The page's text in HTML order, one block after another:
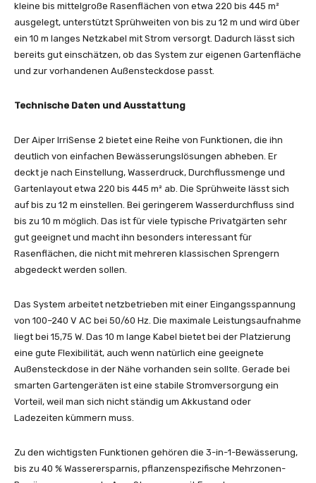
kleine bis mittelgroße Rasenflächen von etwa 220 bis 445 m²
ausgelegt, unterstützt Sprühweiten von bis zu 12 m und wird über
ein 10 m langes Netzkabel mit Strom versorgt. Dadurch lässt sich
bereits gut einschätzen, ob das System zur eigenen Gartenfläche
und zur vorhandenen Außensteckdose passt.
Technische Daten und Ausstattung
Der Aiper IrriSense 2 bietet eine Reihe von Funktionen, die ihn
deutlich von einfachen Bewässerungslösungen abheben. Er
deckt je nach Einstellung, Wasserdruck, Durchflussmenge und
Gartenlayout etwa 220 bis 445 m² ab. Die Sprühweite lässt sich
auf bis zu 12 m einstellen. Bei geringerem Wasserdurchfluss sind
bis zu 10 m möglich. Das ist für viele typische Privatgärten sehr
gut geeignet und macht ihn besonders interessant für
Rasenflächen, die nicht mit mehreren klassischen Sprengern
abgedeckt werden sollen.
Das System arbeitet netzbetrieben mit einer Eingangsspannung
von 100–240 V AC bei 50/60 Hz. Die maximale Leistungsaufnahme
liegt bei 15,75 W. Das 10 m lange Kabel bietet bei der Platzierung
eine gute Flexibilität, auch wenn natürlich eine geeignete
Außensteckdose in der Nähe vorhanden sein sollte. Gerade bei
smarten Gartengeräten ist eine stabile Stromversorgung ein
Vorteil, weil man sich nicht ständig um Akkustand oder
Ladezeiten kümmern muss.
Zu den wichtigsten Funktionen gehören die 3-in-1-Bewässerung,
bis zu 40 % Wasserersparnis, pflanzenspezifische Mehrzonen-